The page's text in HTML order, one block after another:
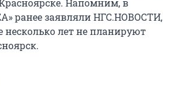
ранее заявляли НГС.НОВОСТИ,
лет не планируют